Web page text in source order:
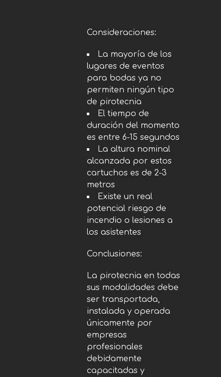
Consideraciones:
La mayoría de los
lugares de eventos
para bodas ya no
permiten ningún tipo
de pirotecnia
El tiempo de
duración del momento
es entre 6-15 segundos
La altura nominal
alcanzada por estos
cartuchos es de 2-3
metros
Existe un real
potencial riesgo de
incendio o lesiones a
los asistentes
Conclusiones:
La pirotecnia en todas
sus modalidades debe
ser transportada,
instalada y operada
únicamente por
empresas
profesionales
debidamente
capacitadas y